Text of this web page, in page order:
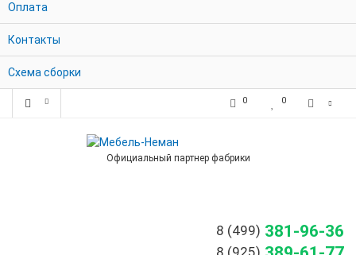
Оплата
Контакты
Схема сборки
0 0
Официальный партнер фабрики
8 (499) 381-96-36
8 (925)